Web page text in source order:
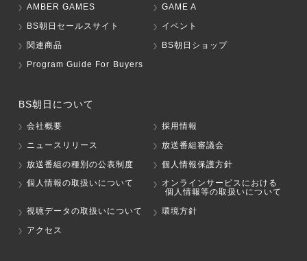
AMBER GAMES
GAME A
BS朝日セールスサイト
イベント
関連商品
BS朝日ショップ
Program Guide For Buyers
BS朝日について
会社概要
採用情報
ニュースリリース
放送番組審議会
放送番組の種別の公表制度
個人情報保護方針
個人情報の取扱いについて
オンラインサービスにおける
個人情報等の取扱いについて
視聴データの取扱いについて
環境方針
アクセス